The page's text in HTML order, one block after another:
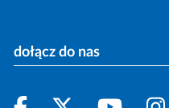
dołącz do nas